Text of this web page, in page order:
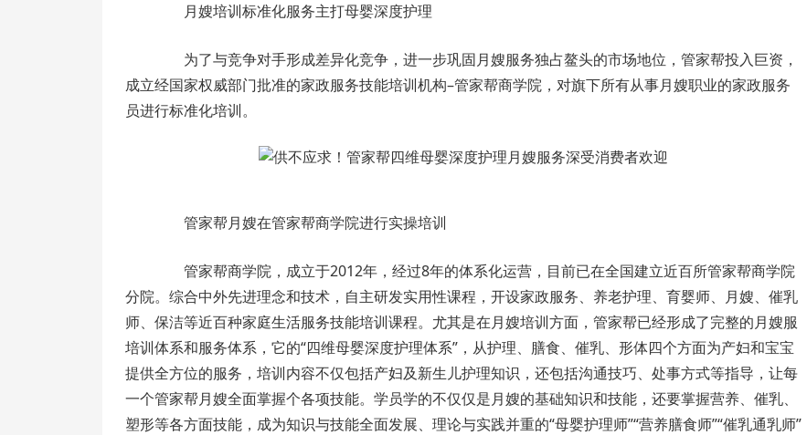
月嫂培训标准化服务主打母婴深度护理
为了与竞争对手形成差异化竞争，进一步巩固月嫂服务独占鳌头的市场地位，管家帮投入巨资，
成立经国家权威部门批准的家政服务技能培训机构–管家帮商学院，对旗下所有从事月嫂职业的家政服务
员进行标准化培训。
管家帮月嫂在管家帮商学院进行实操培训
管家帮商学院，成立于2012年，经过8年的体系化运营，目前已在全国建立近百所管家帮商学院
分院。综合中外先进理念和技术，自主研发实用性课程，开设家政服务、养老护理、育婴师、月嫂、催乳
师、保洁等近百种家庭生活服务技能培训课程。尤其是在月嫂培训方面，管家帮已经形成了完整的月嫂服
培训体系和服务体系，它的“四维母婴深度护理体系”，从护理、膳食、催乳、形体四个方面为产妇和宝宝
提供全方位的服务，培训内容不仅包括产妇及新生儿护理知识，还包括沟通技巧、处事方式等指导，让每
一个管家帮月嫂全面掌握个各项技能。学员学的不仅仅是月嫂的基础知识和技能，还要掌握营养、催乳、
塑形等各方面技能，成为知识与技能全面发展、理论与实践并重的“母婴护理师”“营养膳食师”“催乳通乳师”